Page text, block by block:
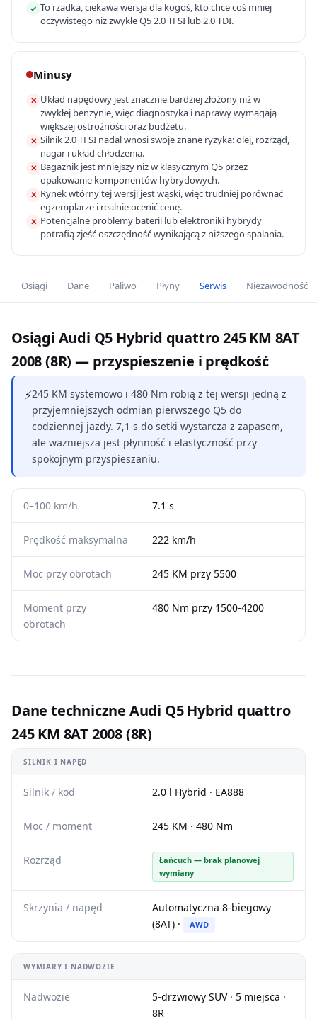
✓ To rzadka, ciekawa wersja dla kogoś, kto chce coś mniej
oczywistego niż zwykłe Q5 2.0 TFSI lub 2.0 TDI.
Minusy
✕ Układ napędowy jest znacznie bardziej złożony niż w
zwykłej benzynie, więc diagnostyka i naprawy wymagają
większej ostrożności oraz budżetu.
✕ Silnik 2.0 TFSI nadal wnosi swoje znane ryzyka: olej, rozrząd,
nagar i układ chłodzenia.
✕ Bagażnik jest mniejszy niż w klasycznym Q5 przez
opakowanie komponentów hybrydowych.
✕ Rynek wtórny tej wersji jest wąski, więc trudniej porównać
egzemplarze i realnie ocenić cenę.
✕ Potencjalne problemy baterii lub elektroniki hybrydy
potrafią zjeść oszczędność wynikającą z niższego spalania.
Osiągi Dane Paliwo Płyny Serwis Niezawodność
Osiągi Audi Q5 Hybrid quattro 245 KM 8AT
2008 (8R) — przyspieszenie i prędkość
⚡245 KM systemowo i 480 Nm robią z tej wersji jedną z
przyjemniejszych odmian pierwszego Q5 do
codziennej jazdy. 7,1 s do setki wystarcza z zapasem,
ale ważniejsza jest płynność i elastyczność przy
spokojnym przyspieszaniu.
0–100 km/h 7.1 s
Prędkość maksymalna 222 km/h
Moc przy obrotach 245 KM przy 5500
Moment przy
obrotach
480 Nm przy 1500-4200
Dane techniczne Audi Q5 Hybrid quattro
245 KM 8AT 2008 (8R)
SILNIK I NAPĘD
Silnik / kod 2.0 l Hybrid · EA888
Moc / moment 245 KM · 480 Nm
Rozrząd
Łańcuch — brak planowej
wymiany
Skrzynia / napęd
Automatyczna 8-biegowy
(8AT) ·
AWD
WYMIARY I NADWOZIE
Nadwozie
5-drzwiowy SUV · 5 miejsca ·
8R